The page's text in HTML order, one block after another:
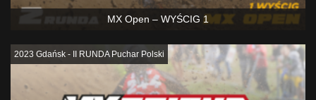
MX Open – WYŚCIG 1
2023 Gdańsk - II RUNDA Puchar Polski